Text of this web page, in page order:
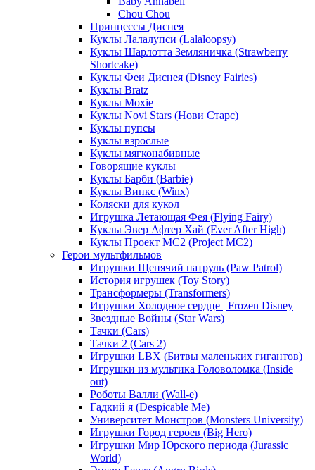
Chou Chou
Принцессы Диснея
Куклы Лалалупси (Lalaloopsy)
Куклы Шарлотта Земляничка (Strawberry
Shortcake)
Куклы Феи Диснея (Disney Fairies)
Куклы Bratz
Куклы Moxie
Куклы Novi Stars (Нови Старс)
Куклы пупсы
Куклы взрослые
Куклы мягконабивные
Говорящие куклы
Куклы Барби (Barbie)
Куклы Винкс (Winx)
Коляски для кукол
Игрушка Летающая Фея (Flying Fairy)
Куклы Эвер Афтер Хай (Ever After High)
Куклы Проект МС2 (Project MC2)
Герои мультфильмов
Игрушки Щенячий патруль (Paw Patrol)
История игрушек (Toy Story)
Трансформеры (Transformers)
Игрушки Холодное сердце | Frozen Disney
Звездные Войны (Star Wars)
Тачки (Cars)
Тачки 2 (Cars 2)
Игрушки LBX (Битвы маленьких гигантов)
Игрушки из мультика Головоломка (Inside
out)
Роботы Валли (Wall-e)
Гадкий я (Despicable Me)
Университет Монстров (Monsters University)
Игрушки Город героев (Big Hero)
Игрушки Мир Юрского периода (Jurassic
World)